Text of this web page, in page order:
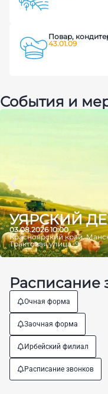
Повар,
43.01.09
События и
УЯРСКИЙ
03.08.2026 10:00
Красноярский край,
Трактовая улица, 9
Расписание
Очная форма
Заочная форма
Ирбейский филиал
Расписание звонков